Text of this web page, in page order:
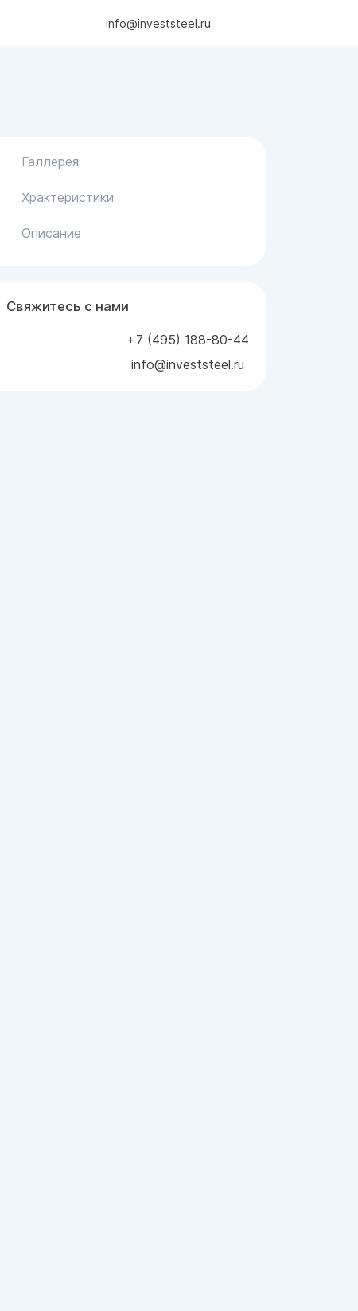
info@investsteel.ru
Галлерея
Храктеристики
Описание
Свяжитесь с нами
+7 (495) 188-80-44
info@investsteel.ru